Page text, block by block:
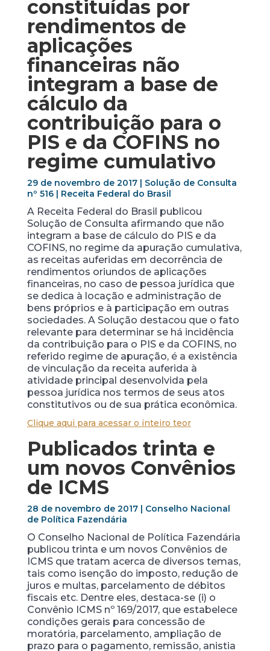
constituídas por
rendimentos de
aplicações
financeiras não
integram a base de
cálculo da
contribuição para o
PIS e da COFINS no
regime cumulativo
29 de novembro de 2017 | Solução de Consulta
nº 516 | Receita Federal do Brasil
A Receita Federal do Brasil publicou
Solução de Consulta afirmando que não
integram a base de cálculo do PIS e da
COFINS, no regime da apuração cumulativa,
as receitas auferidas em decorrência de
rendimentos oriundos de aplicações
financeiras, no caso de pessoa jurídica que
se dedica à locação e administração de
bens próprios e à participação em outras
sociedades. A Solução destacou que o fato
relevante para determinar se há incidência
da contribuição para o PIS e da COFINS, no
referido regime de apuração, é a existência
de vinculação da receita auferida à
atividade principal desenvolvida pela
pessoa jurídica nos termos de seus atos
constitutivos ou de sua prática econômica.
Clique aqui para acessar o inteiro teor
Publicados trinta e
um novos Convênios
de ICMS
28 de novembro de 2017 | Conselho Nacional
de Política Fazendária
O Conselho Nacional de Política Fazendária
publicou trinta e um novos Convênios de
ICMS que tratam acerca de diversos temas,
tais como isenção do imposto, redução de
juros e multas, parcelamento de débitos
fiscais etc. Dentre eles, destaca-se (i) o
Convênio ICMS nº 169/2017, que estabelece
condições gerais para concessão de
moratória, parcelamento, ampliação de
prazo para o pagamento, remissão, anistia